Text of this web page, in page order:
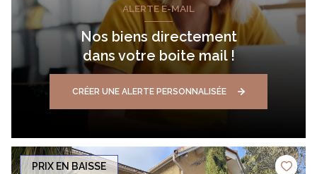
ALERTE E-MAIL
Nos biens directement
dans votre boite mail !
CRÉER UNE ALERTE PERSONNALISÉE
PRIX EN BAISSE